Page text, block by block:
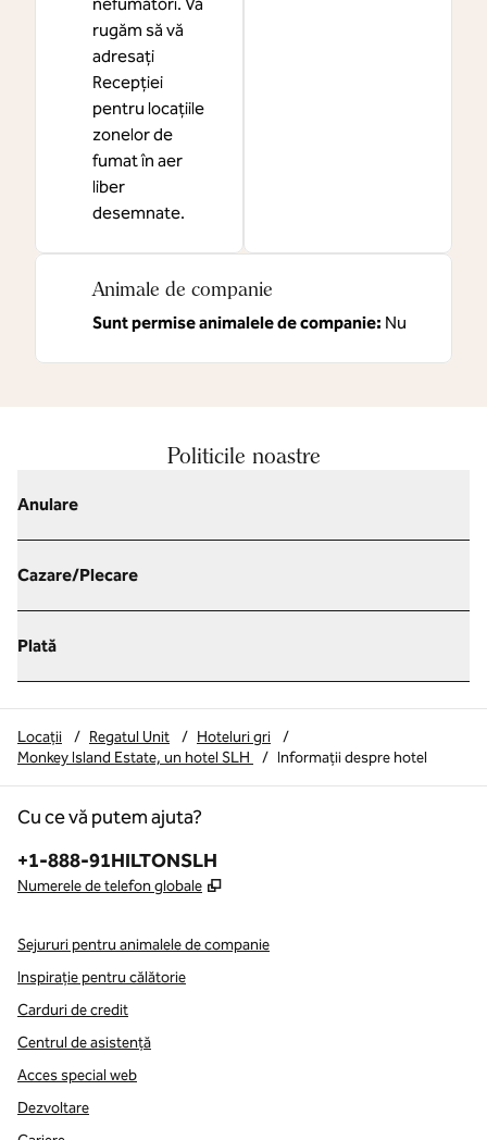
rugăm să vă
adresați
Recepției
pentru locațiile
zonelor de
fumat în aer
liber
desemnate.
Animale de companie
Sunt permise animalele de companie: Nu
Politicile noastre
Anulare
Cazare/Plecare
Plată
Locații / Regatul Unit / Hoteluri gri
/
Monkey Island Estate, un hotel SLH
/ Informații despre hotel
Cu ce vă putem ajuta?
Telefon:
+1-888-91HILTONSLH
Numerele de telefon globale ,
Sejururi pentru animalele de companie
Inspirație pentru călătorie
Carduri de credit
Centrul de asistență
Acces special web
Dezvoltare